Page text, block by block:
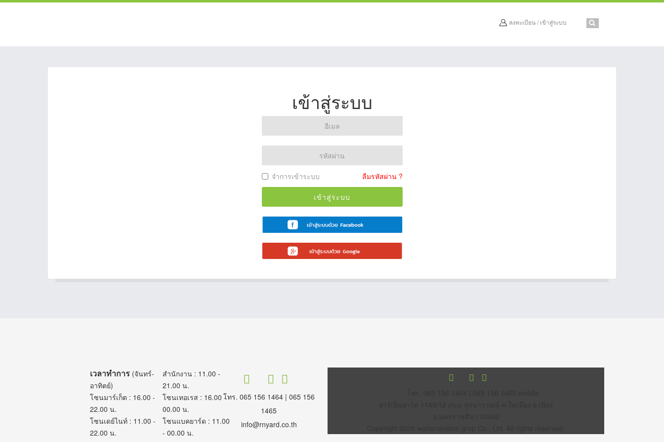
ลงทะเบียน / เข้าสู่ระบบ
เข้าสู่ระบบ
จำการเข้าระบบ ลืมรหัสผ่าน ?
เวลาทำการ(จันทร์-
อาทิตย์)
โซนมาร์เก็ต : 16.00 -
22.00 น.
โซนเดย์ไนท์ : 11.00 -
22.00 น.
สำนักงาน : 11.00 -
21.00 น.
โซนเทอเรส : 16.00 -
00.00 น.
โซนแบคยาร์ด : 11.00
- 00.00 น.
โทร. 065 156 1464 | 065 156
1465
info@rnyard.co.th